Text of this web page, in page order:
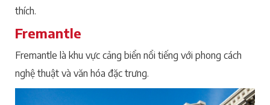
thích.
Fremantle
Fremantle là khu vực cảng biển nổi tiếng với phong cách
nghệ thuật và văn hóa đặc trưng.